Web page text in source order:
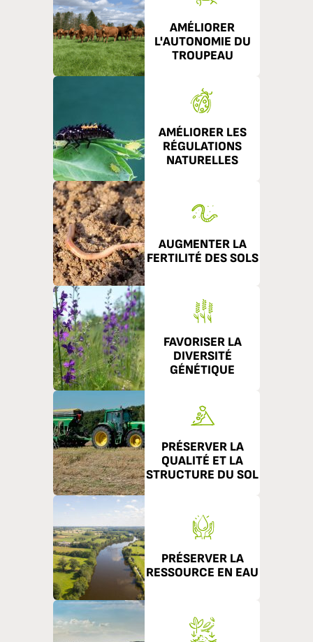
AMÉLIORER
L'AUTONOMIE DU
TROUPEAU
AMÉLIORER LES
RÉGULATIONS
NATURELLES
AUGMENTER LA
FERTILITÉ DES SOLS
FAVORISER LA
DIVERSITÉ
GÉNÉTIQUE
PRÉSERVER LA
QUALITÉ ET LA
STRUCTURE DU SOL
PRÉSERVER LA
RESSOURCE EN EAU